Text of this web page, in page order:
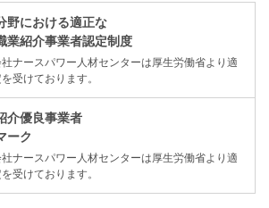
野における適正な
業紹介事業者認定制度
ナースパワー人材センターは厚生労働省より適
受けております。
介優良事業者
ーク
ナースパワー人材センターは厚生労働省より適
受けております。